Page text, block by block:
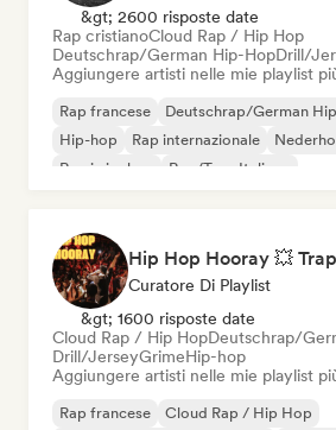
&gt; 2600 risposte date
Rap cristianoCloud Rap / Hip Hop
Deutschrap/German Hip-HopDrill/
Aggiungere artisti nelle mie playlist
Rap francese Deutschrap/German
Hip-hop
Rap internazionale
Rap in inglese
Rap/Trap Italiano
Curatore Di Playlist
&gt; 1600 risposte date
Cloud Rap / Hip HopDeutschrap/
Drill/JerseyGrimeHip-hop
Aggiungere artisti nelle mie playlist
Rap francese
Cloud Rap / Hip Hop